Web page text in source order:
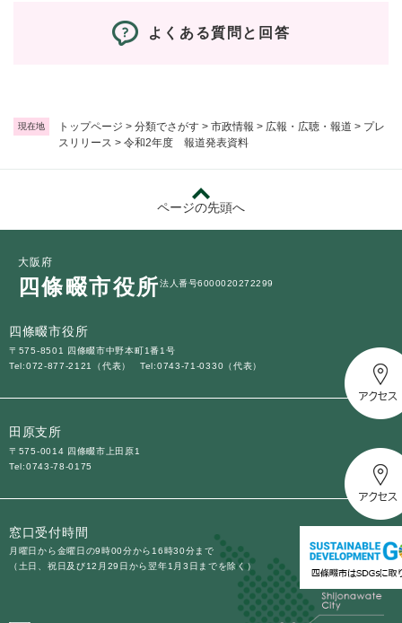
現在地 トップページ > 分類でさがす > 市政情報 > 広報・広聴・報道 > プレ
スリリース > 令和2年度 報道発表資料
よくある質問と回答
ページの先頭へ
大阪府
四條畷市役所法人番号6000020272299
四條畷市役所
〒575-8501 四條畷市中野本町1番1号
Tel:072-877-2121（代表）
Tel:0743-71-0330（代表）
田原支所
〒575-0014 四條畷市上田原1
Tel:0743-78-0175
窓口受付時間
月曜日から金曜日の9時00分から16時30分まで
（土日、祝日及び12月29日から翌年1月3日までを除く）